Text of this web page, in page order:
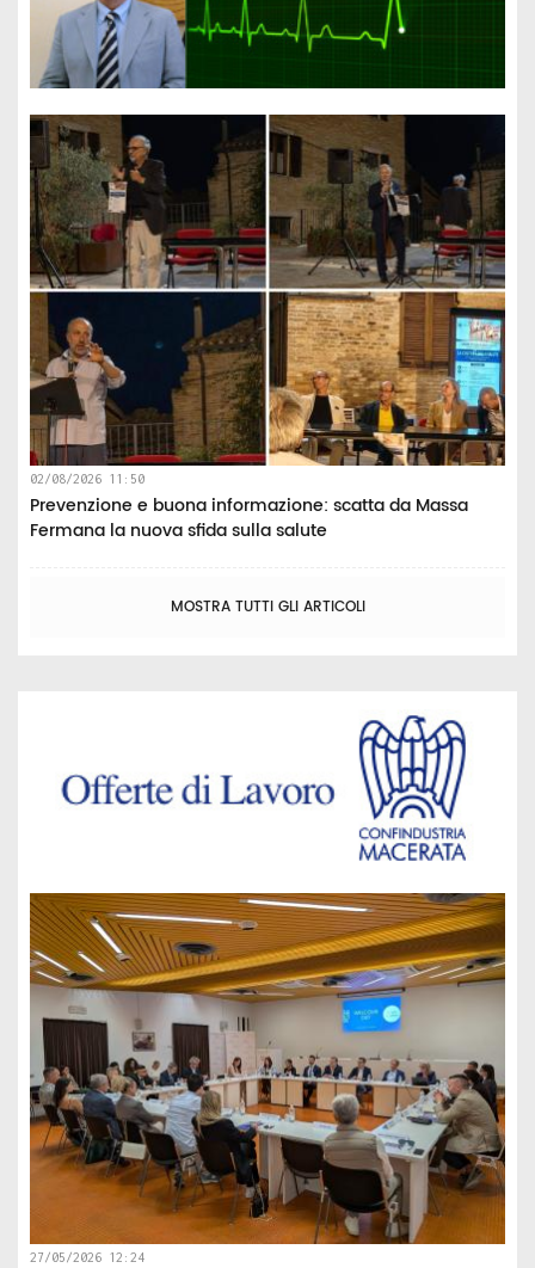
02/08/2026 11:50
Prevenzione e buona informazione: scatta da Massa
Fermana la nuova sfida sulla salute
MOSTRA TUTTI GLI ARTICOLI
27/05/2026 12:24